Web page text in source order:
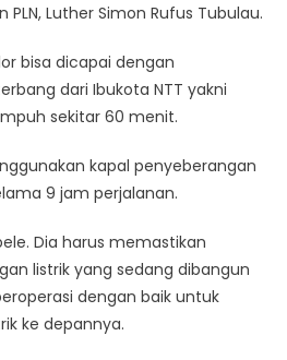
PLN, Luther Simon Rufus Tubulau.
bisa dicapai dengan
dari Ibukota NTT yakni
sekitar 60 menit.
kapal penyeberangan
9 jam perjalanan.
Dia harus memastikan
listrik yang sedang dibangun
dengan baik untuk
ke depannya.